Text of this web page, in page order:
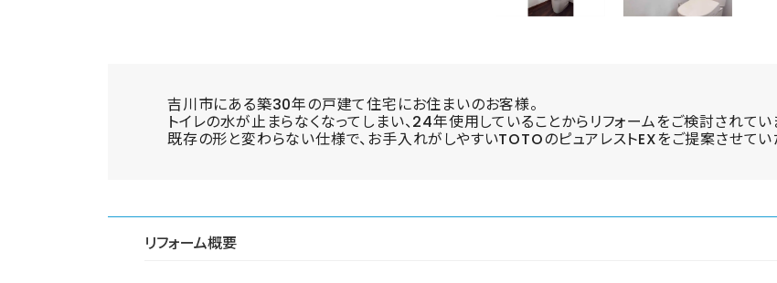
吉川市にある築30年の戸建て住宅にお住まいのお客様。
トイレの水が止まらなくなってしまい、24年使用していることからリフォームをご検討されてい
既存の形と変わらない仕様で、お手入れがしやすいTOTOのピュアレストEXをご提案させてい
リフォーム概要